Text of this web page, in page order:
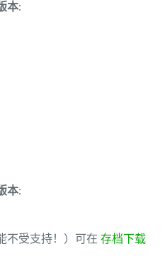
本:
本:
不受支持！）可在 存档下载